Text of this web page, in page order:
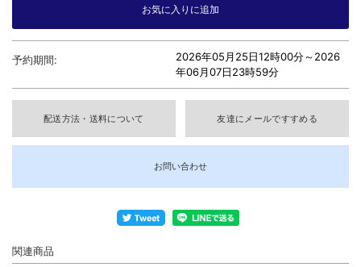
予約期間: 2026年05月25日12時00分～2026
年06月07日23時59分
配送方法・送料について 友達にメールですすめる
お問い合わせ
関連商品